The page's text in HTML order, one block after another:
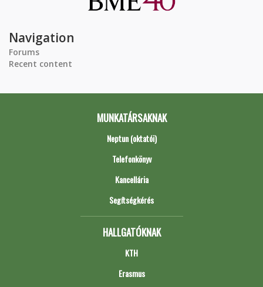
Navigation
Forums
Recent content
MUNKATÁRSAKNAK
Neptun (oktatói)
Telefonkönyv
Kancellária
Segítségkérés
HALLGATÓKNAK
KTH
Erasmus